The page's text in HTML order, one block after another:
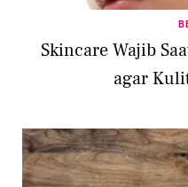
Skincare Wajib
agar